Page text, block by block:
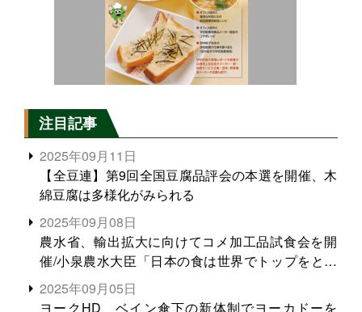
注目記事
2025年09月11日
【全豆連】第9回全国豆腐品評会の本選を開催、木
綿豆腐は多様化がみられる
2025年09月08日
農水省、輸出拡大に向けてコメ加工品試食会を開
催/小泉農水大臣「日本の食は世界でトップをとれ
る。米増産に向けて、米輸出需要の拡大を」
2025年09月05日
ヨークHD、ベイン傘下の新体制でヨーカドーを